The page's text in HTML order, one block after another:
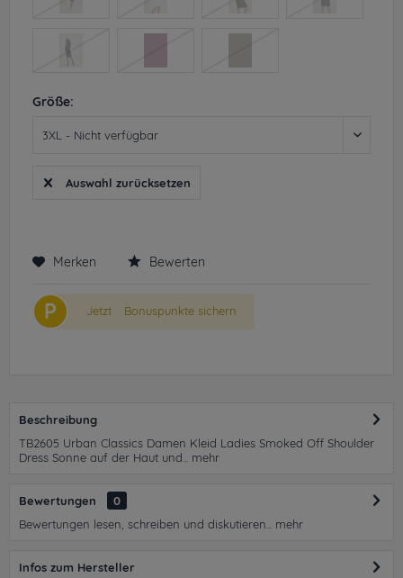
Größe:
Auswahl zurücksetzen
Merken Bewerten
P Jetzt Bonuspunkte sichern
Beschreibung
TB2605 Urban Classics Damen Kleid Ladies Smoked Off Shoulder
Dress Sonne auf der Haut und...
mehr
Bewertungen
0
Bewertungen lesen, schreiben und diskutieren...
mehr
Infos zum Hersteller